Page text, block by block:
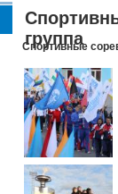
группа
Спортивные